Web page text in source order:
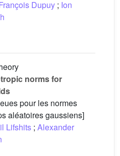
Dupuy ; Ion
norms for
pour les normes
aléatoires gaussiens]
Lifshits ; Alexander